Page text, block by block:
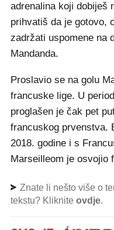
adrenalina koji dobiješ
prihvatiš da je gotovo,
zadržati uspomene na
Mandanda.
Proslavio se na golu
francuske lige. U
proglašen je čak pet
francuskog prvenstva.
2018. godine i s
Marseilleom je osvojio
Znate li nešto više o
tekstu? Kliknite ovdje.